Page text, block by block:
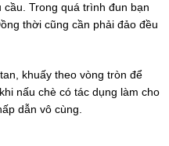
Trong quá trình đun bạn
thời cũng cần phải đảo đều
khuấy theo vòng tròn để
nấu chè có tác dụng làm cho
dẫn vô cùng.